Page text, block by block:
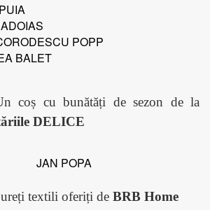
POPP
BALET
coș cu bunătăți de sezon de la
DELICE
JAN POPA
textili oferiți de BRB Home